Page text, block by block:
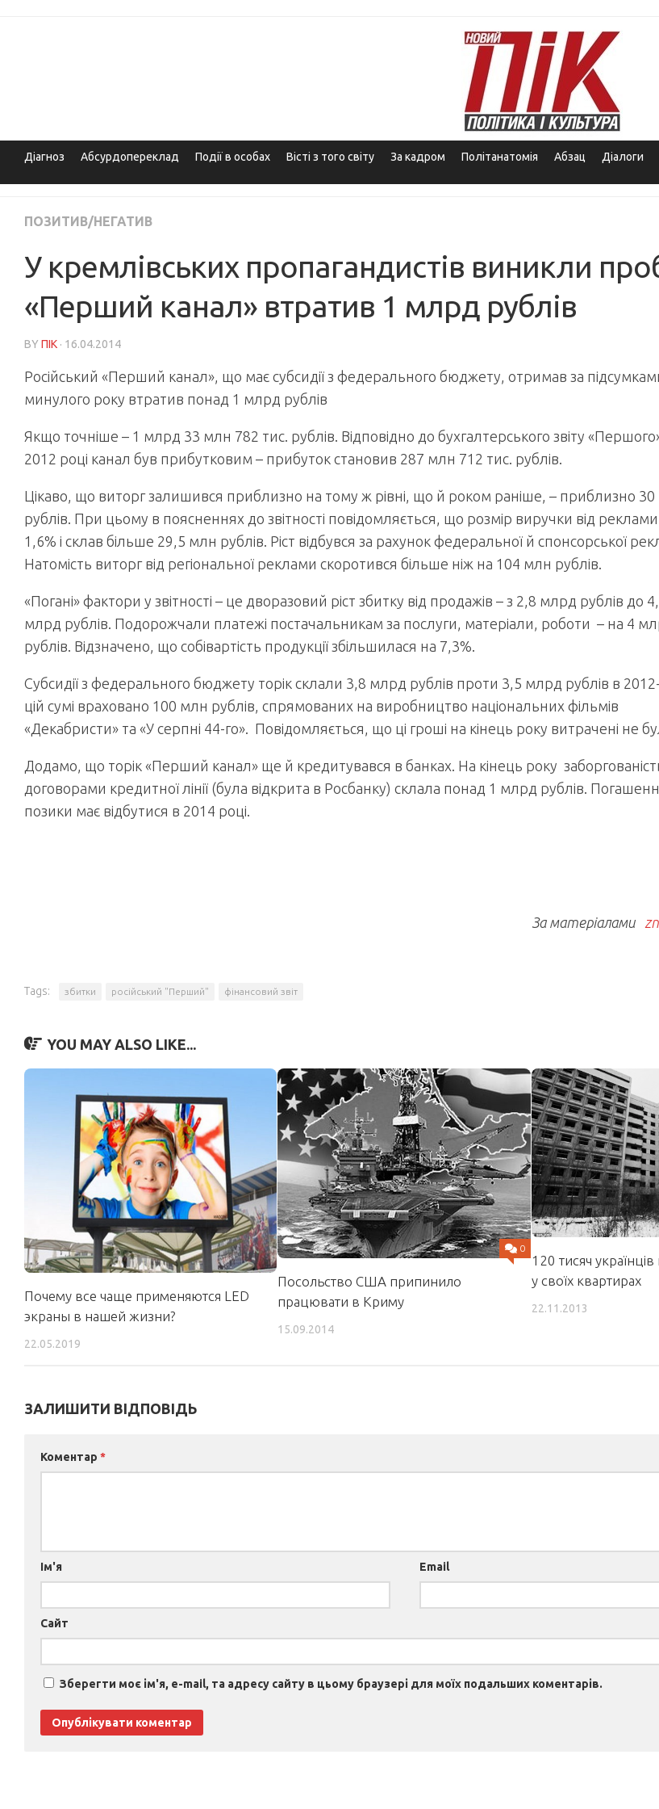
Діагноз Абсурдопереклад Події в особах Вісті з того світу За кадром Політанатомія Абзац Діалоги
ПОЗИТИВ/НЕГАТИВ
У кремлівських пропагандистів виникли
«Перший канал» втратив 1 млрд рублів
BY ПІК · 16.04.2014
Російський «Перший канал», що має субсидії з федерального бюджету, отримав за
минулого року втратив понад 1 млрд рублів
Якщо точніше – 1 млрд 33 млн 782 тис. рублів. Відповідно до бухгалтерського звіту
2012 році канал був прибутковим – прибуток становив 287 млн 712 тис. рублів.
Цікаво, що виторг залишився приблизно на тому ж рівні, що й роком раніше, – приблизно
рублів. При цьому в поясненнях до звітності повідомляється, що розмір виручки від реклами
1,6% і склав більше 29,5 млн рублів. Ріст відбувся за рахунок федеральної й спонсорської
Натомість виторг від регіональної реклами скоротився більше ніж на 104 млн рублів.
«Погані» фактори у звітності – це дворазовий ріст збитку від продажів – з 2,8 млрд рублів до
млрд рублів. Подорожчали платежі постачальникам за послуги, матеріали, роботи – на 4
рублів. Відзначено, що собівартість продукції збільшилася на 7,3%.
Субсидії з федерального бюджету торік склали 3,8 млрд рублів проти 3,5 млрд рублів в
цій сумі враховано 100 млн рублів, спрямованих на виробництво національних фільмів
«Декабристи» та «У серпні 44-го». Повідомляється, що ці гроші на кінець року витрачені не
Додамо, що торік «Перший канал» ще й кредитувався в банках. На кінець року
договорами кредитної лінії (була відкрита в Росбанку) склала понад 1 млрд рублів.
позики має відбутися в 2014 році.
За матеріалами
Tags: збитки російський "Перший" фінансовий звіт
YOU MAY ALSO LIKE...
Почему все чаще применяются LED
экраны в нашей жизни?
22.05.2019
0
Посольство США припинило
працювати в Криму
15.09.2014
120 тисяч
у своїх квартирах
22.11.2013
ЗАЛИШИТИ ВІДПОВІДЬ
Коментар *
Ім'я Email
Сайт
Зберегти моє ім'я, e-mail, та адресу сайту в цьому браузері для моїх подальших коментарів.